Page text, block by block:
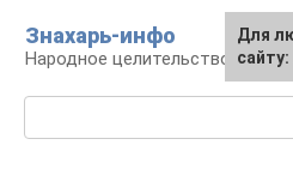
контенту
Знахарь-инфо
Народное целительство:
Для